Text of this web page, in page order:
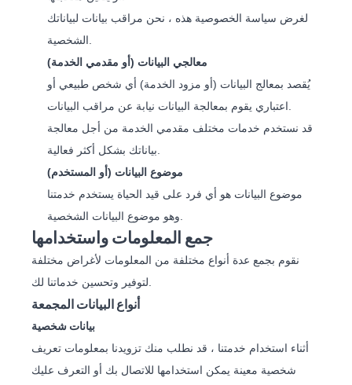
لغرض سياسة الخصوصية هذه ، نحن مراقب بيانات لبياناتك
الشخصية.
معالجي البيانات (أو مقدمي الخدمة)
يُقصد بمعالج البيانات (أو مزود الخدمة) أي شخص طبيعي أو
اعتباري يقوم بمعالجة البيانات نيابة عن مراقب البيانات.
قد نستخدم خدمات مختلف مقدمي الخدمة من أجل معالجة
بياناتك بشكل أكثر فعالية.
موضوع البيانات (أو المستخدم)
موضوع البيانات هو أي فرد على قيد الحياة يستخدم خدمتنا
وهو موضوع البيانات الشخصية.
جمع المعلومات واستخدامها
نقوم بجمع عدة أنواع مختلفة من المعلومات لأغراض مختلفة
لتوفير وتحسين خدماتنا لك.
أنواع البيانات المجمعة
بيانات شخصية
أثناء استخدام خدمتنا ، قد نطلب منك تزويدنا بمعلومات تعريف
شخصية معينة يمكن استخدامها للاتصال بك أو التعرف عليك